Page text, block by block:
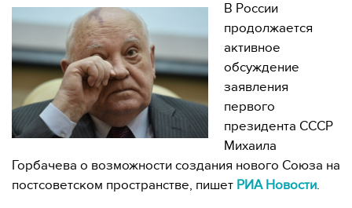
В России
продолжается
активное
обсуждение
заявления
первого
президента СССР
Михаила
Горбачева о возможности создания нового Союза на
постсоветском пространстве, пишет РИА Новости.